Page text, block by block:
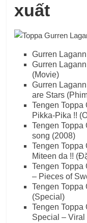
xuất
Gurren
Gurren
(Movie)
Gurren
are Stars
Tengen Toppa
Pikka-Pika !!
Tengen Toppa
song (2008)
Tengen Toppa
Miteen da !!
Tengen Toppa
– Pieces of
Tengen Toppa
(Special)
Tengen Toppa
Special – Viral